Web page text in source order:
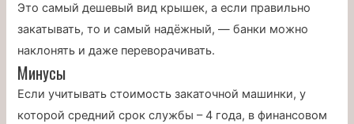
Это самый дешевый вид крышек, а если правильно
закатывать, то и самый надёжный, — банки можно
наклонять и даже переворачивать.
Минусы
Если учитывать стоимость закаточной машинки, у
которой средний срок службы – 4 года, в финансовом